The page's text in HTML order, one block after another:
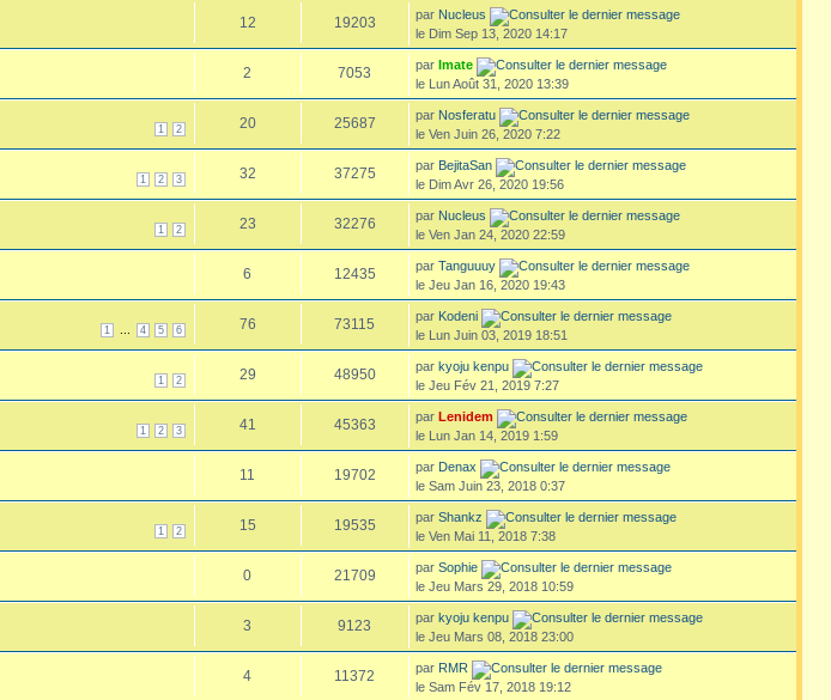
12 19203 par Nucleus
le Dim Sep 13, 2020 14:17
2 7053 par Imate
le Lun Août 31, 2020 13:39
1 2 20 25687 par Nosferatu
le Ven Juin 26, 2020 7:22
1 2 3 32 37275 par BejitaSan
le Dim Avr 26, 2020 19:56
1 2 23 32276 par Nucleus
le Ven Jan 24, 2020 22:59
6 12435 par Tanguuuy
le Jeu Jan 16, 2020 19:43
1 4 5 6 76 73115 par Kodeni
le Lun Juin 03, 2019 18:51
1 2 29 48950 par kyoju kenpu
le Jeu Fév 21, 2019 7:27
1 2 3 41 45363 par Lenidem
le Lun Jan 14, 2019 1:59
11 19702 par Denax
le Sam Juin 23, 2018 0:37
1 2 15 19535 par Shankz
le Ven Mai 11, 2018 7:38
0 21709 par Sophie
le Jeu Mars 29, 2018 10:59
3 9123 par kyoju kenpu
le Jeu Mars 08, 2018 23:00
4 11372 par RMR
le Sam Fév 17, 2018 19:12